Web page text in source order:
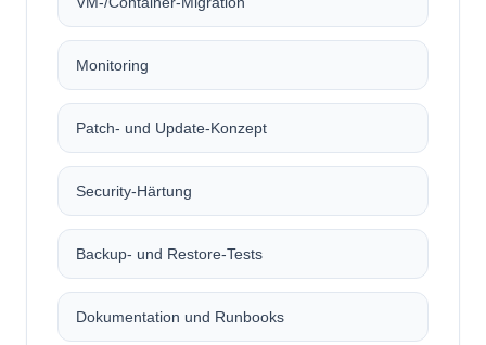
Monitoring
Patch- und Update-Konzept
Security-Härtung
Backup- und Restore-Tests
Dokumentation und Runbooks